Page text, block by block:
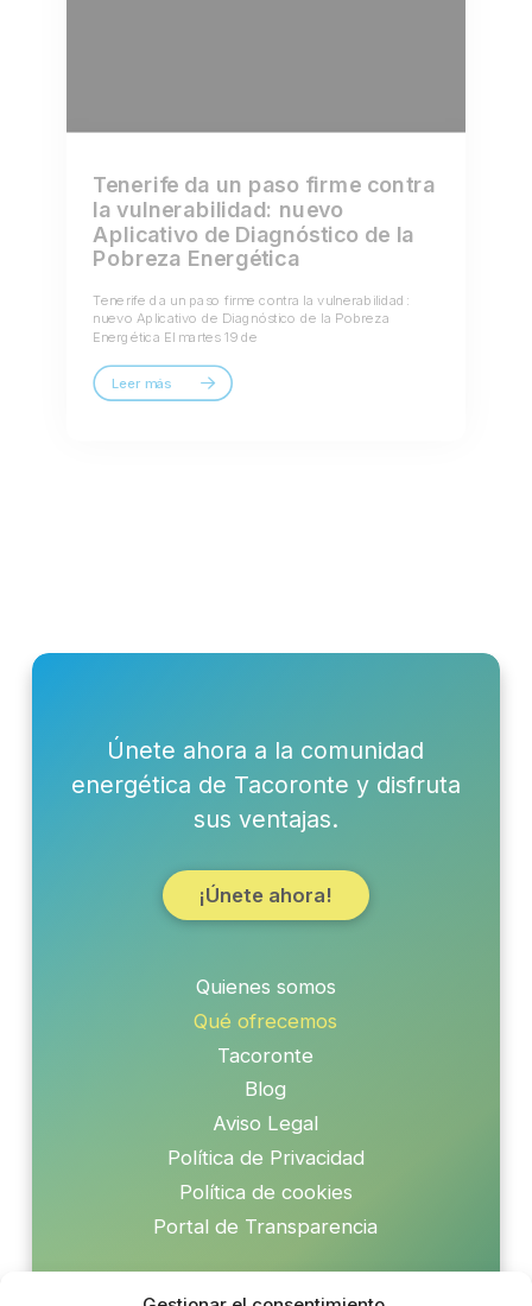
Tenerife da un paso firme contra
la vulnerabilidad: nuevo
Aplicativo de Diagnóstico de la
Pobreza Energética
Tenerife da un paso firme contra la vulnerabilidad:
nuevo Aplicativo de Diagnóstico de la Pobreza
Energética El martes 19 de
Leer más
Únete ahora a la comunidad
energética de Tacoronte y disfruta
sus ventajas.
¡Únete ahora!
Quienes somos
Qué ofrecemos
Tacoronte
Blog
Aviso Legal
Política de Privacidad
Política de cookies
Portal de Transparencia